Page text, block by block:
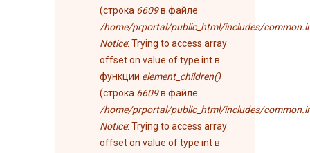
(строка 6609в файле
/home/prportal/public_html/includes/
Notice: Trying to access array
offset on value of type int в
функции element_children()
(строка 6609в файле
/home/prportal/public_html/includes/
Notice: Trying to access array
offset on value of type int в